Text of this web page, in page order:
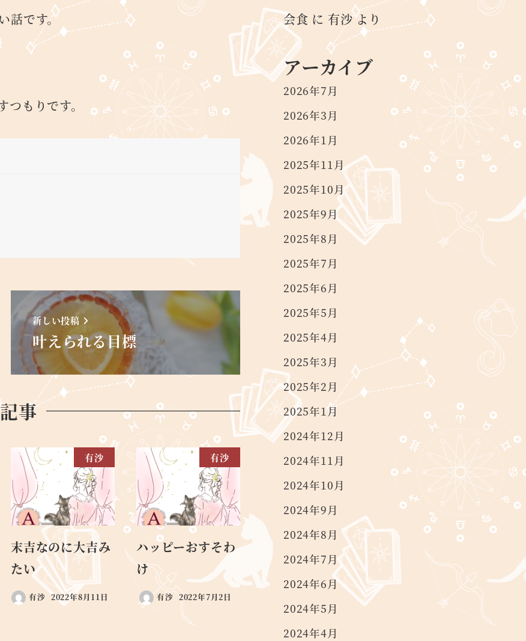
話です。
もりです。
新しい投稿
叶えられる目標
事
有沙
末吉なのに大吉み
たい
有沙 2022年8月11日
有沙
ハッピーおすそわ
け
有沙 2022年7月2日
会食 に 有沙より
アーカイブ
2026年7月
2026年3月
2026年1月
2025年11月
2025年10月
2025年9月
2025年8月
2025年7月
2025年6月
2025年5月
2025年4月
2025年3月
2025年2月
2025年1月
2024年12月
2024年11月
2024年10月
2024年9月
2024年8月
2024年7月
2024年6月
2024年5月
2024年4月